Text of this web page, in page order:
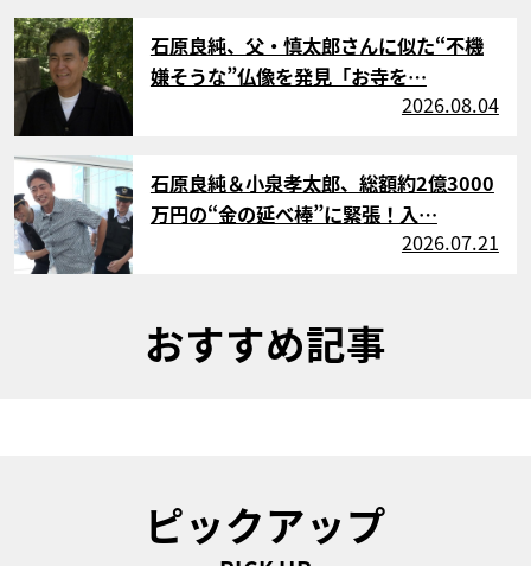
サムネイル
石原良純、父・慎太郎さんに似た“不機
嫌そうな”仏像を発見「お寺を…
2026.08.04
サムネイル
石原良純＆小泉孝太郎、総額約2億3000
万円の“金の延べ棒”に緊張！入…
2026.07.21
おすすめ記事
ピックアップ